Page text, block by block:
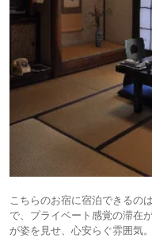
こちらのお宿に宿泊できるの
で、プライベート感覚の滞在
が姿を見せ、心安らぐ雰囲気